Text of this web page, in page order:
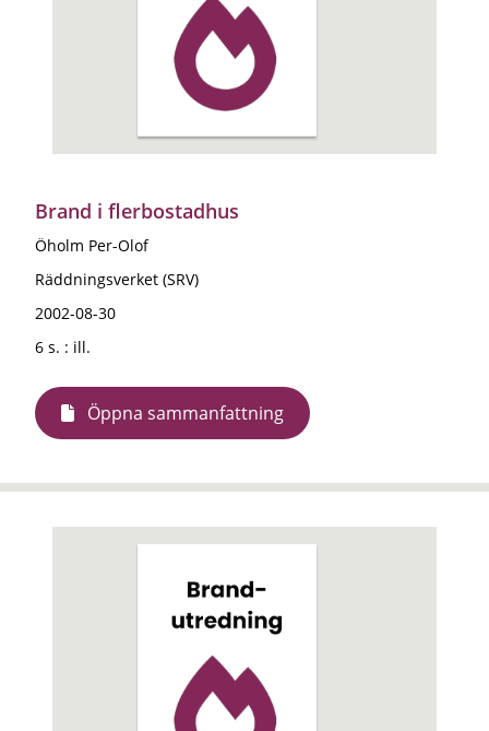
Brand i flerbostadhus
Öholm Per-Olof
Räddningsverket (SRV)
2002-08-30
6 s. : ill.
Öppna sammanfattning